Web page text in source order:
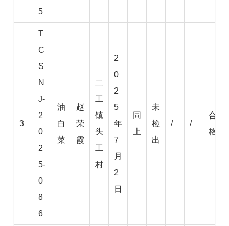
5
3
T
C
S
N
J-
2
0
2
5-
0
8
6
油
白
菜
赵
荣
霞
二
工
镇
头
工
村
2
0
2
5
年
7
月
2
日
同
上
未
检
出
/ /
合
格